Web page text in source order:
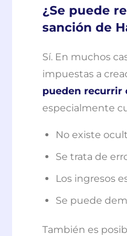
¿Se puede
sanción de
Sí. En muchos
impuestas a
pueden recurrir
especialmente
No existe
Se trata de
Los ingresos
Se puede
También es